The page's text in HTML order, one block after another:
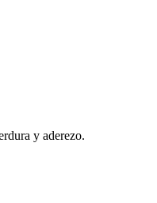
y aderezo.